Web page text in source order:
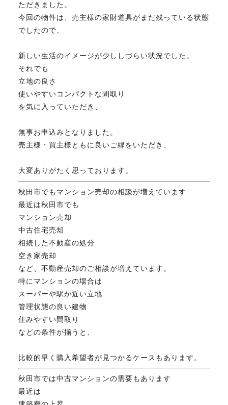
会社概要
マスターのブログ
018-853-5780
開催日：平日9:30－17:30／
土曜10:00－15:00（要予約）
定休日：第2第4土曜日および日曜祝祭日
無料相談、お問い合わせはこちら
ただきました。
今回の物件は、売主様の家財道具がまだ残っている状態
でしたので、
新しい生活のイメージが少ししづらい状況でした。
それでも
立地の良さ
使いやすいコンパクトな間取り
を気に入っていただき、
無事お申込みとなりました。
売主様・買主様ともに良いご縁をいただき、
大変ありがたく思っております。
秋田市でもマンション売却の相談が増えています
最近は秋田市でも
マンション売却
中古住宅売却
相続した不動産の処分
空き家売却
など、不動産売却のご相談が増えています。
特にマンションの場合は
スーパーや駅が近い立地
管理状態の良い建物
住みやすい間取り
などの条件が揃うと、
比較的早く購入希望者が見つかるケースもあります。
秋田市では中古マンションの需要もあります
最近は